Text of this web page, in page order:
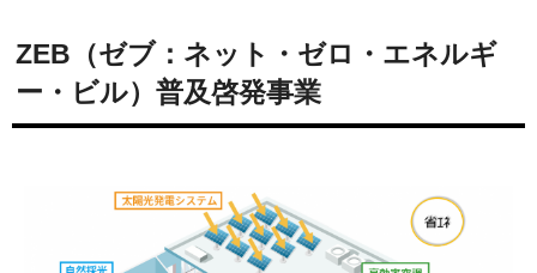
ZEB（ゼブ：ネット・ゼロ・エネルギ
ー・ビル）普及啓発事業